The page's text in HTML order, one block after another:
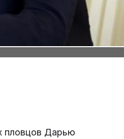
пловцов Дарью